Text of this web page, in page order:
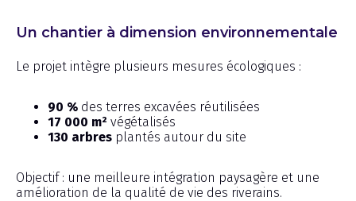
Un chantier à dimension environnementale
Le projet intègre plusieurs mesures écologiques :
90 % des terres excavées réutilisées
17 000 m² végétalisés
130 arbres plantés autour du site
Objectif : une meilleure intégration paysagère et une
amélioration de la qualité de vie des riverains.